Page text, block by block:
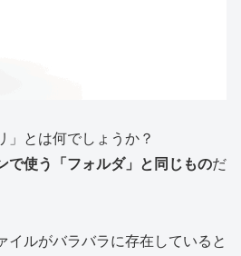
」とは何でしょうか？
で使う「フォルダ」と同じものだ
イルがバラバラに存在していると